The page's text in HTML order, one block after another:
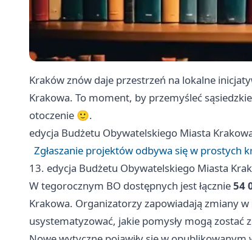
Kraków znów daje przestrzeń na lokalne
Krakowa. To moment, by przemyśleć
otoczenie 🙂.
edycja Budżetu Obywatelskiego Miasta
Zgłaszanie projektów odbywa się w prostych
13. edycja Budżetu Obywatelskiego Miasta
W tegorocznym BO dostępnych jest łącznie54
Krakowa. Organizatorzy zapowiadają zmiany
usystematyzować, jakie pomysły mogą zostać